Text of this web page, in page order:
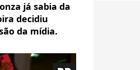
já sabia da
decidiu
da mídia.